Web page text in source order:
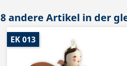
8 andere Artikel in der
EK 013